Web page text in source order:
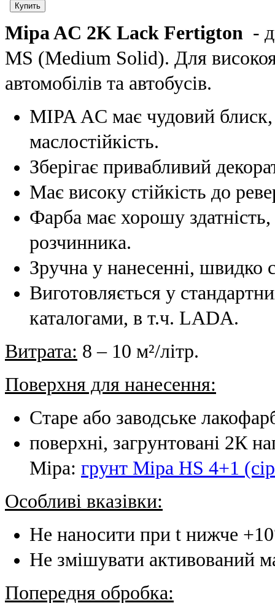
Mipa AC 2K Lack Fertigton -
MS (Medium Solid). Для
автомобілів та автобусів.
MIPA АC має чудовий блиск,
маслостійкість.
Зберігає привабливий
Має високу стійкість до
Фарба має хорошу
розчинника.
Зручна у нанесенні, швидко
Виготовляється у
каталогами, в т.ч. LADA.
Витрата: 8 – 10 м²/літр.
Поверхня для нанесення:
Старе або заводське
поверхні, загрунтовані 2К
Mipa: грунт Mipa HS 4+1
Особливі вказівки:
Не наносити при t нижче
Не змішувати активований
Попередня обробка: